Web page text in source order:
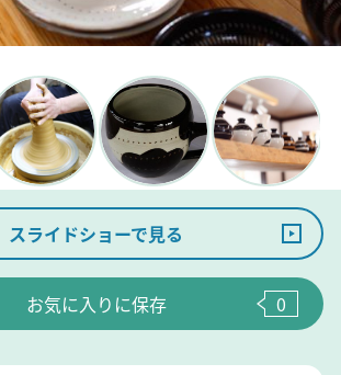
スライドショーで見る
お気に入りに保存 0